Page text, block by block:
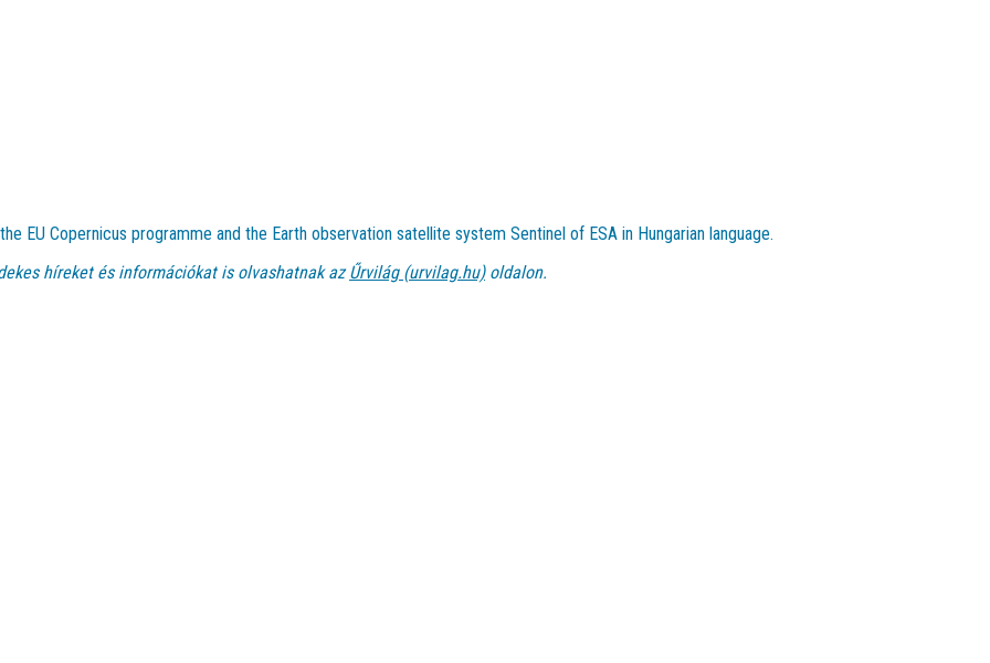
EU Copernicus programme and the Earth observation satellite system Sentinel of ESA in Hungarian language.
híreket és információkat is olvashatnak azŰrvilág (urvilag.hu)oldalon.